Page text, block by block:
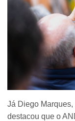
Já Diego
destacou que o